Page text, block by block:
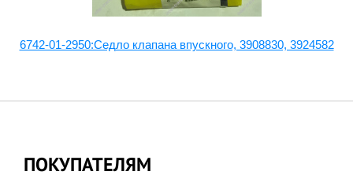
6742-01-2950:Седло клапана впускного, 3908830, 3924582
ПОКУПАТЕЛЯМ